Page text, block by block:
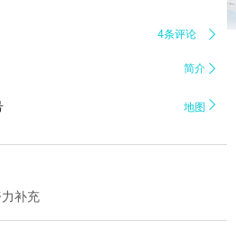
4条评论 
简介 
地图 
补充